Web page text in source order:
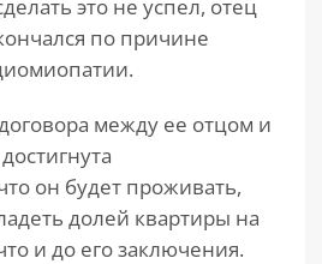
это не успел, отец
по причине
между ее отцом и
он будет проживать,
долей квартиры на
и до его заключения.